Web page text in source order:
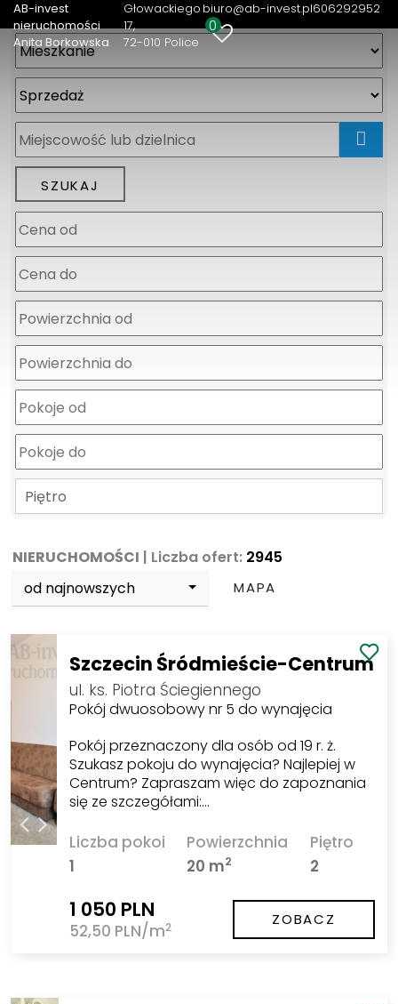
AB-invest
nieruchomości
Anita Borkowska
Głowackiego
17
72-010 Police
biuro@ab-invest.pl606292952
0
Piętro
NIERUCHOMOŚCI | Liczba ofert: 2945
od najnowszych
MAPA
Szczecin Śródmieście-Centrum
ul. ks. Piotra Ściegiennego
Pokój dwuosobowy nr 5 do wynajęcia
Pokój przeznaczony dla osób od 19 r. ż.
Szukasz pokoju do wynajęcia? Najlepiej w
Centrum? Zapraszam więc do zapoznania
się ze szczegółami:…
Liczba pokoi
1
Powierzchnia
20 m2
Piętro
2
1 050 PLN
52,50 PLN/m2 ZOBACZ